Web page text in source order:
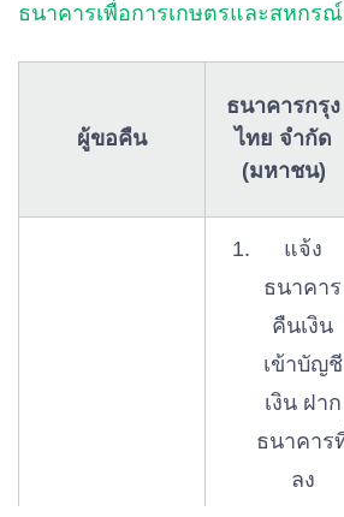
ธนาคารเพื่อการเกษตรและสหกร
ผู้ขอคืน
ธนาคารกรุง
ไทย จำกัด
(มหาชน)
แจ้ง
ธนาคาร
คืนเงิน
เข้าบัญชี
เงิน ฝาก
ธนาคาร
ลง